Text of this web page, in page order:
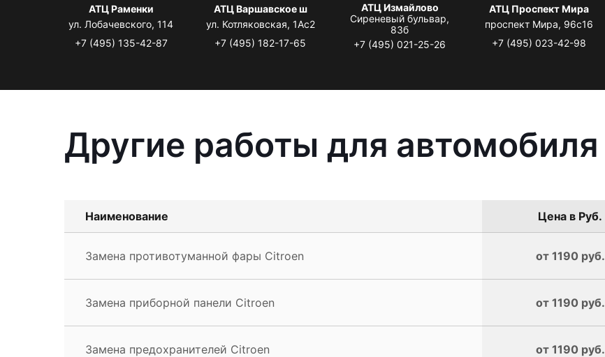
АТЦ Раменки
ул. Лобачевского, 114
+7 (495) 135-42-87
АТЦ Варшавское ш
ул. Котляковская, 1Ас2
+7 (495) 182-17-65
АТЦ Измайлово
Сиреневый бульвар,
83б
+7 (495) 021-25-26
АТЦ Проспект Мира
проспект Мира, 96с16
+7 (495) 023-42-98
Другие работы для
Наименование Цена в Руб.
Замена противотуманной фары Citroen от 1190 руб.
Замена приборной панели Citroen от 1190 руб.
Замена предохранителей Citroen от 1190 руб.